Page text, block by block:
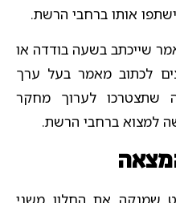
אותו ברחבי הרשת.
שייכתב בשעה בודדה או
לכתוב מאמר בעל ערך
שתצטרכו לערוך מחקר
למצוא ברחבי הרשת.
שמנקה את החלון משני